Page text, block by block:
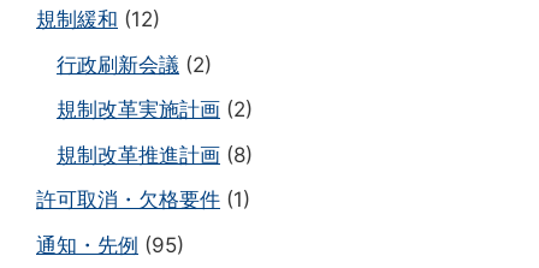
規制緩和 (12)
行政刷新会議 (2)
規制改革実施計画 (2)
規制改革推進計画 (8)
許可取消・欠格要件 (1)
通知・先例 (95)